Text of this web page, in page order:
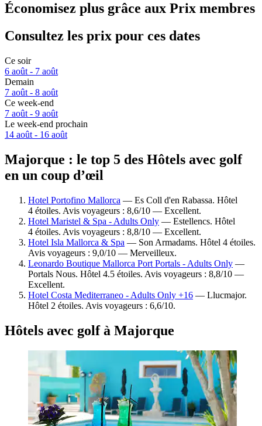
Économisez plus grâce aux Prix membres
Consultez les prix pour ces dates
Ce soir
6 août - 7 août
Demain
7 août - 8 août
Ce week-end
7 août - 9 août
Le week-end prochain
14 août - 16 août
Majorque : le top 5 des Hôtels avec golf
en un coup d’œil
Hotel Portofino Mallorca — Es Coll d'en Rabassa. Hôtel
4 étoiles. Avis voyageurs : 8,6/10 — Excellent.
Hotel Maristel & Spa - Adults Only — Estellencs. Hôtel
4 étoiles. Avis voyageurs : 8,8/10 — Excellent.
Hotel Isla Mallorca & Spa — Son Armadams. Hôtel 4 étoiles.
Avis voyageurs : 9,0/10 — Merveilleux.
Leonardo Boutique Mallorca Port Portals - Adults Only —
Portals Nous. Hôtel 4.5 étoiles. Avis voyageurs : 8,8/10 —
Excellent.
Hotel Costa Mediterraneo - Adults Only +16 — Llucmajor.
Hôtel 2 étoiles. Avis voyageurs : 6,6/10.
Hôtels avec golf à Majorque